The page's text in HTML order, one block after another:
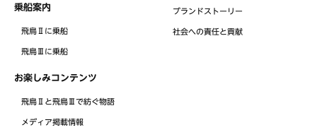
乗船案内
飛鳥Ⅱに乗船
飛鳥Ⅲに乗船
お楽しみコンテンツ
飛鳥Ⅱと飛鳥Ⅲで紡ぐ物語
メディア掲載情報
ブランドストーリー
社会への責任と貢献